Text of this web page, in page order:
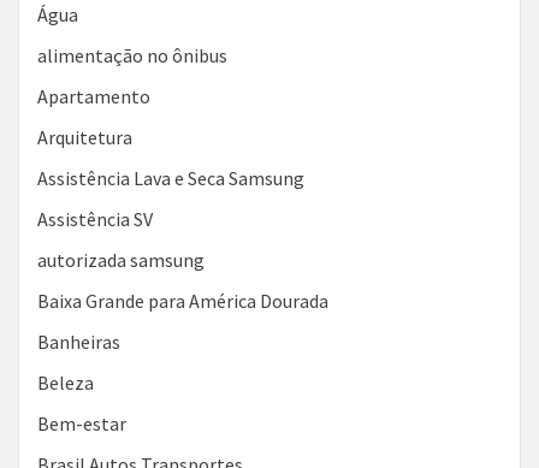
Água
alimentação no ônibus
Apartamento
Arquitetura
Assistência Lava e Seca Samsung
Assistência SV
autorizada samsung
Baixa Grande para América Dourada
Banheiras
Beleza
Bem-estar